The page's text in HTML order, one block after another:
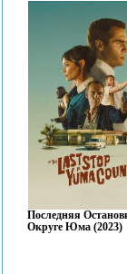
Последняя
Округе Юма (2023)